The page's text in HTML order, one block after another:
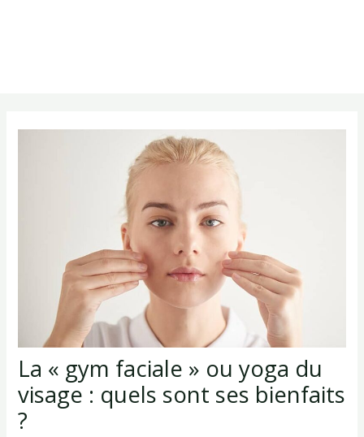
La « gym faciale » ou yoga du
visage : quels sont ses bienfaits
?